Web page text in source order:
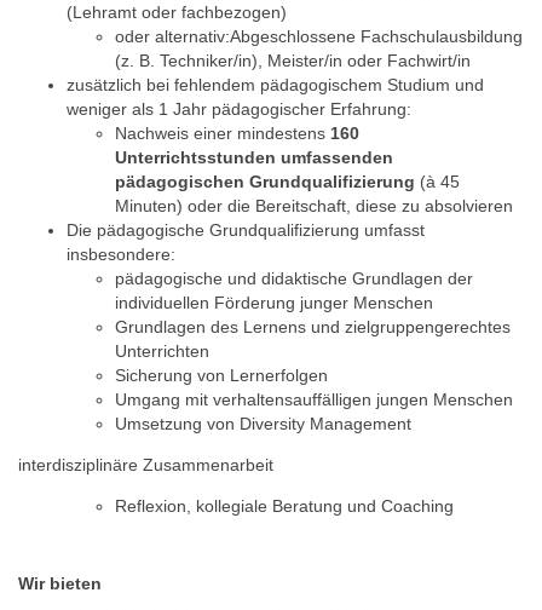
(Lehramt oder fachbezogen)
oder alternativ:Abgeschlossene Fachschulausbildung
(z. B. Techniker/in), Meister/in oder Fachwirt/in
zusätzlich bei fehlendem pädagogischem Studium und
weniger als 1 Jahr pädagogischer Erfahrung:
Nachweis einer mindestens 160
Unterrichtsstunden umfassenden
pädagogischen Grundqualifizierung (à 45
Minuten) oder die Bereitschaft, diese zu absolvieren
Die pädagogische Grundqualifizierung umfasst
insbesondere:
pädagogische und didaktische Grundlagen der
individuellen Förderung junger Menschen
Grundlagen des Lernens und zielgruppengerechtes
Unterrichten
Sicherung von Lernerfolgen
Umgang mit verhaltensauffälligen jungen Menschen
Umsetzung von Diversity Management
interdisziplinäre Zusammenarbeit
Reflexion, kollegiale Beratung und Coaching
Wir bieten